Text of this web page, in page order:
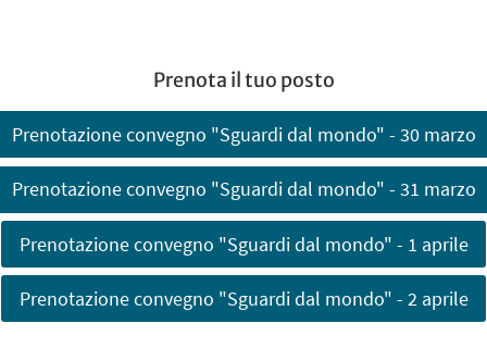
Prenota il tuo posto
Prenotazione convegno "Sguardi dal mondo" - 30 marzo
Prenotazione convegno "Sguardi dal mondo" - 31 marzo
Prenotazione convegno "Sguardi dal mondo" - 1 aprile
Prenotazione convegno "Sguardi dal mondo" - 2 aprile